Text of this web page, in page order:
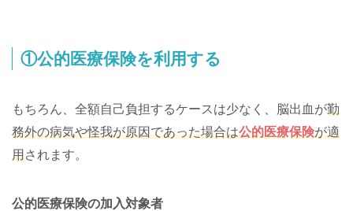
①公的医療保険を利用する
もちろん、全額自己負担するケースは少なく、脳出血が勤
務外の病気や怪我が原因であった場合は公的医療保険が適
用されます。
公的医療保険の加入対象者